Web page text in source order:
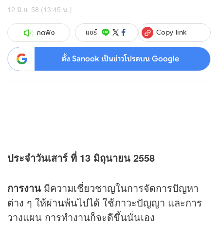
12 มิ.ย. 58 (13:45 น.)
กดฟัง แชร์ Copy link
ตั้ง Sanook เป็นข่าวโปรดบน Google
ประจำวันเสาร์ ที่ 13 มิถุนายน 2558
การงาน มีความเชี่ยวชาญในการจัดการปัญหา
ต่าง ๆ ให้ผ่านพ้นไปได้ ใช้ภาวะปัญญา และการ
วางแผน การทำงานก็จะดีขึ้นนั่นเอง